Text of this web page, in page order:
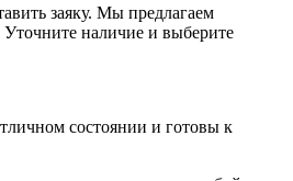
заяку. Мы предлагаем
наличие и выберите
состоянии и готовы к